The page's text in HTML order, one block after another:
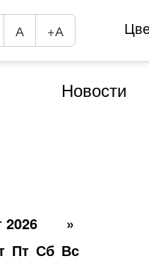
А +А
Новости
2026
»
Пт Сб Вс